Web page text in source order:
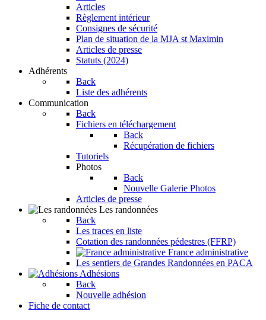
Articles
Règlement intérieur
Consignes de sécurité
Plan de situation de la MJA st Maximin
Articles de presse
Statuts (2024)
Adhérents
Back
Liste des adhérents
Communication
Back
Fichiers en téléchargement
Back
Récupération de fichiers
Tutoriels
Photos
Back
Nouvelle Galerie Photos
Articles de presse
Les randonnées
Back
Les traces en liste
Cotation des randonnées pédestres (FFRP)
France administrative
Les sentiers de Grandes Randonnées en PACA
Adhésions
Back
Nouvelle adhésion
Fiche de contact